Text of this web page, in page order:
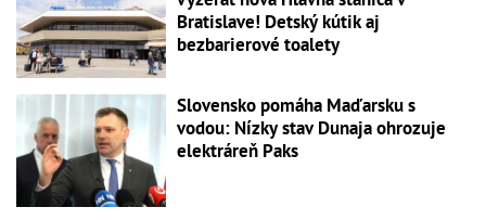
Bratislave! Detský kútik aj
bezbarierové toalety
Slovensko pomáha Maďarsku s
vodou: Nízky stav Dunaja ohrozuje
elektráreň Paks